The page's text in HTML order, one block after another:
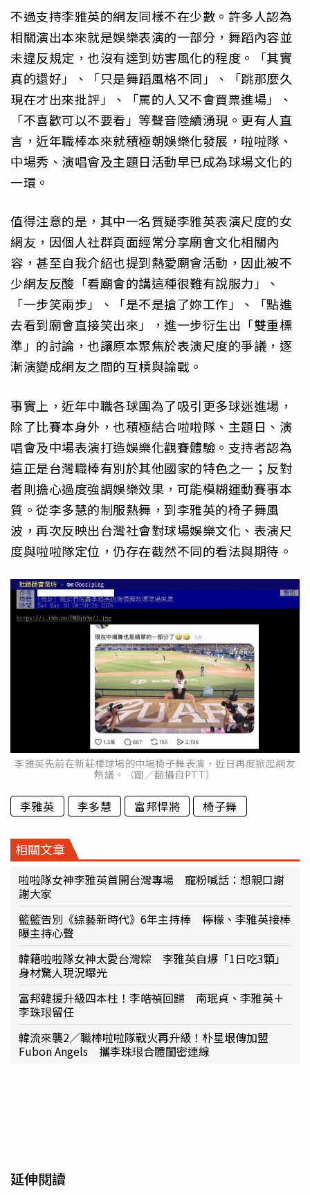
不過支持李雅英的網友同樣不在少數。許多人認為
相關演出本來就是娛樂表演的一部分，舞蹈內容並
未違反規定，也沒有達到妨害風化的程度。「其實
真的還好」、「只是舞蹈風格不同」、「跳那麼久
現在才出來批評」、「罵的人又不會買票進場」、
「不喜歡可以不要看」等聲音陸續湧現。更有人直
言，近年職棒本來就積極朝娛樂化發展，啦啦隊、
中場秀、演唱會及主題日活動早已成為球場文化的
一環。
值得注意的是，其中一名質疑李雅英表演尺度的女
網友，因個人社群頁面經常分享廟會文化相關內
容，甚至自我介紹也提到熱愛廟會活動，因此被不
少網友反酸「看廟會的講這種很難有說服力」、
「一步笑兩步」、「是不是搶了妳工作」、「點進
去看到廟會直接笑出來」，進一步衍生出「雙重標
準」的討論，也讓原本聚焦於表演尺度的爭議，逐
漸演變成網友之間的互槓與論戰。
事實上，近年中職各球團為了吸引更多球迷進場，
除了比賽本身外，也積極結合啦啦隊、主題日、演
唱會及中場表演打造娛樂化觀賽體驗。支持者認為
這正是台灣職棒有別於其他國家的特色之一；反對
者則擔心過度強調娛樂效果，可能模糊運動賽事本
質。從李多慧的制服熱舞，到李雅英的椅子舞風
波，再次反映出台灣社會對球場娛樂文化、表演尺
度與啦啦隊定位，仍存在截然不同的看法與期待。
李雅英先前在新莊棒球場的中場椅子舞表演，近日再度掀起網友
熱議。（圖／翻攝自PTT）
李雅英 李多慧 富邦悍將 椅子舞
相關文章
啦啦隊女神李雅英首開台灣專場 寵粉喊話：想親口謝
謝大家
籃籃告別《綜藝新時代》6年主持棒 檸檬、李雅英接棒
曝主持心聲
韓籍啦啦隊女神太愛台灣粽 李雅英自爆「1日吃3顆」
身材驚人現況曝光
富邦韓援升級四本柱！李皓禎回歸 南珉貞、李雅英＋
李珠珢留任
韓流來襲2／職棒啦啦隊戰火再升級！朴星垠傳加盟
Fubon Angels 攜李珠珢合體閨密連線
延伸閱讀